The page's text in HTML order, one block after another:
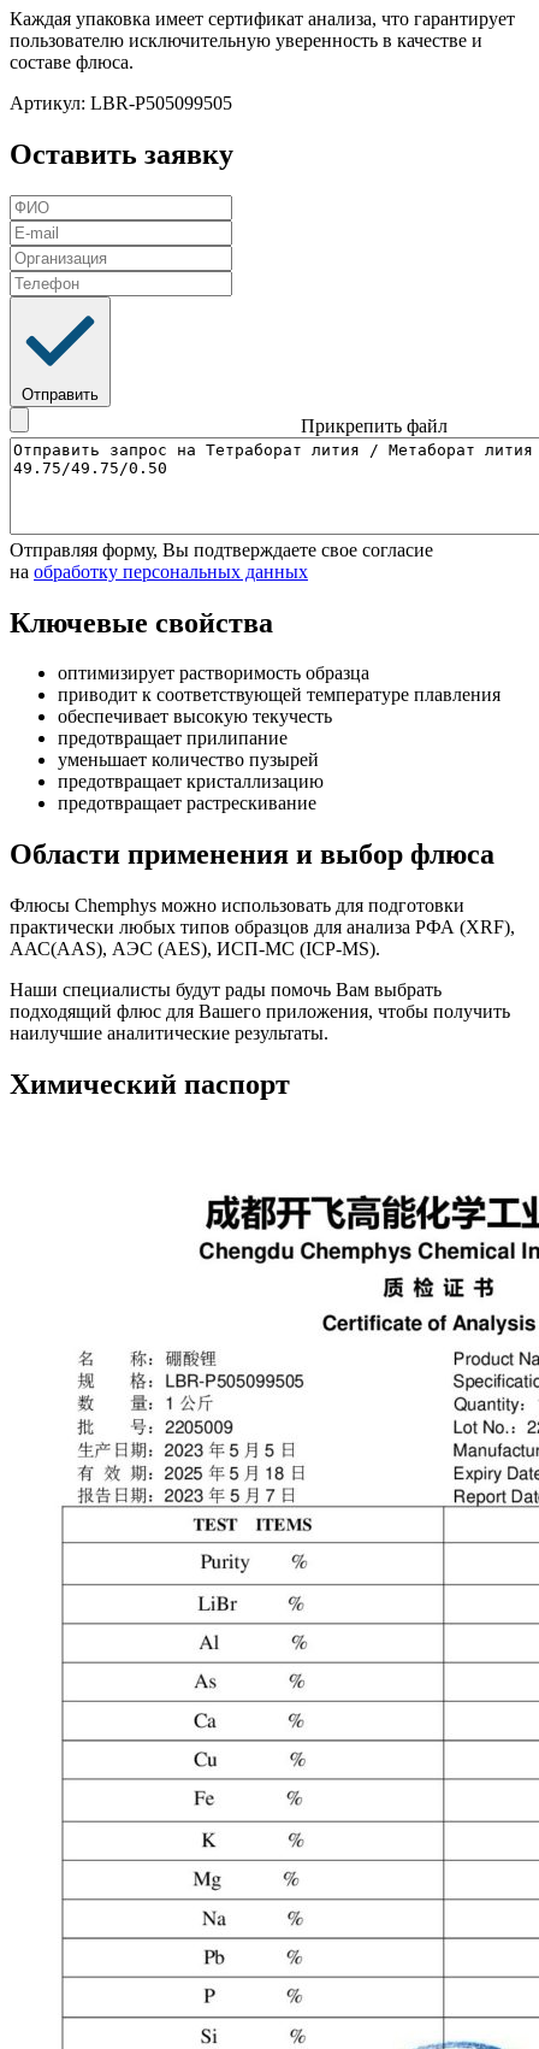
Каждая упаковка имеет сертификат анализа, что гарантирует
пользователю исключительную уверенность в качестве и
составе флюса.
Артикул: LBR-P505099505
Оставить заявку
Отправить
Прикрепить файл
Отправляя форму, Вы подтверждаете свое согласие
на обработку персональных данных
Ключевые свойства
оптимизирует растворимость образца
приводит к соответствующей температуре плавления
обеспечивает высокую текучесть
предотвращает прилипание
уменьшает количество пузырей
предотвращает кристаллизацию
предотвращает растрескивание
Области применения и выбор флюса
Флюсы Chemphys можно использовать для подготовки
практически любых типов образцов для анализа РФА (XRF),
ААС(AAS), АЭС (AES), ИСП-МС (ICP-MS).
Наши специалисты будут рады помочь Вам выбрать
подходящий флюс для Вашего приложения, чтобы получить
наилучшие аналитические результаты.
Химический паспорт